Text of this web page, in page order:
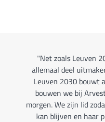
"Net zoals Leuven
allemaal deel
Leuven 2030 bouwt
bouwen we bij
morgen. We zijn lid
kan blijven en haar